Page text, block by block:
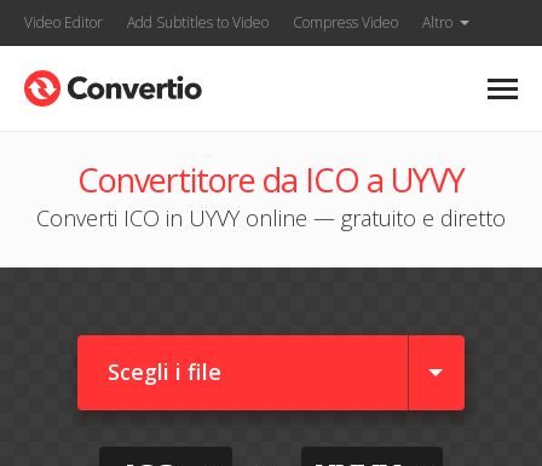
Video Editor Add Subtitles to Video Compress Video Altro
Convertitore da ICO a UYVY
Converti ICO in UYVY online — gratuito e diretto
Scegli i file